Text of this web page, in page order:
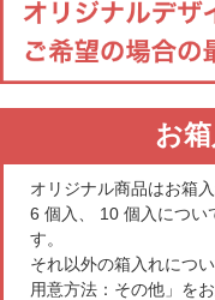
お
オリジナル商品はお箱
6 個入、 10 個入につい
す。
それ以外の箱入れにつ
用意方法：その他」をお